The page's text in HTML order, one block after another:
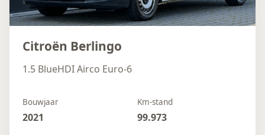
Citroën Berlingo
1.5 BlueHDI Airco Euro-6
Bouwjaar
2021
Km-stand
99.973